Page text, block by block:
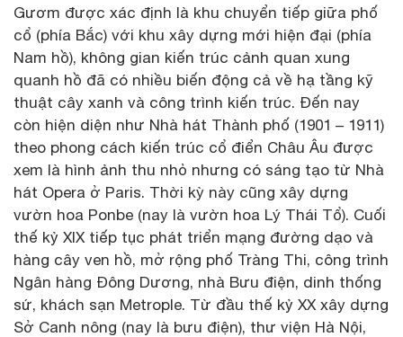
Gươm được xác định là khu chuyển tiếp giữa phố
cổ (phía Bắc) với khu xây dựng mới hiện đại (phía
Nam hồ), không gian kiến trúc cảnh quan xung
quanh hồ đã có nhiều biến động cả về hạ tầng kỹ
thuật cây xanh và công trình kiến trúc. Đến nay
còn hiện diện như Nhà hát Thành phố (1901 – 1911)
theo phong cách kiến trúc cổ điển Châu Âu được
xem là hình ảnh thu nhỏ nhưng có sáng tạo từ Nhà
hát Opera ở Paris. Thời kỳ này cũng xây dựng
vườn hoa Ponbe (nay là vườn hoa Lý Thái Tổ). Cuối
thế kỷ XIX tiếp tục phát triển mạng đường dạo và
hàng cây ven hồ, mở rộng phố Tràng Thi, công trình
Ngân hàng Đông Dương, nhà Bưu điện, dinh thống
sứ, khách sạn Metrople. Từ đầu thế kỷ XX xây dựng
Sở Canh nông (nay là bưu điện), thư viện Hà Nội,